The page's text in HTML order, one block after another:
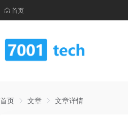
首页
首页 文章 文章详情